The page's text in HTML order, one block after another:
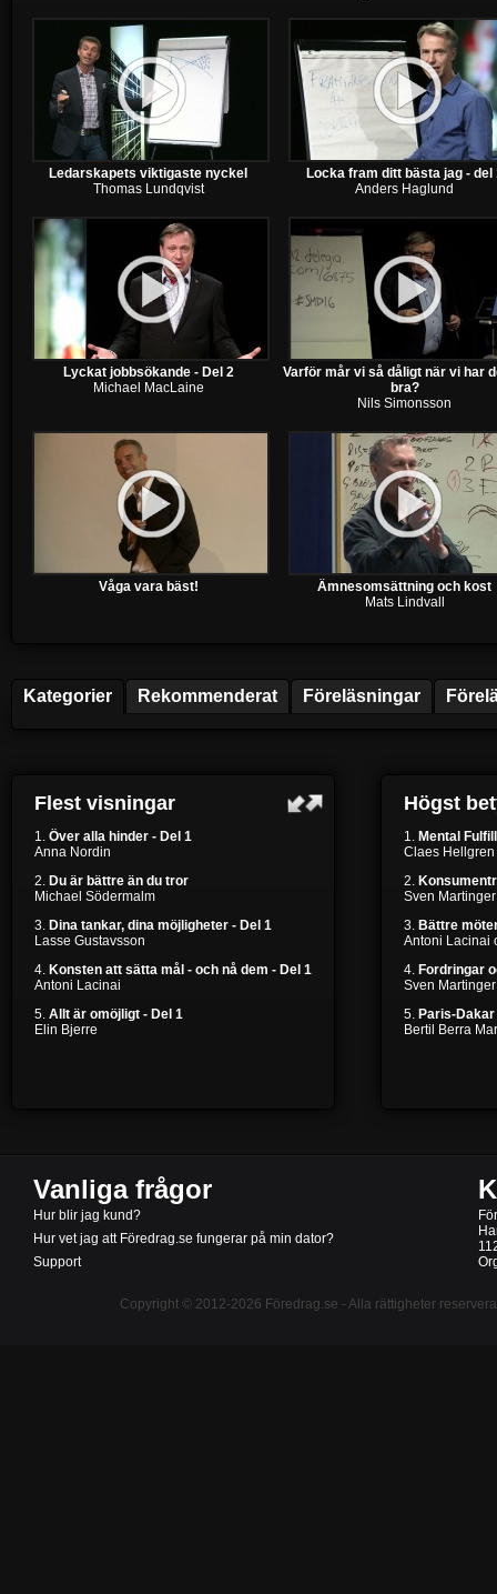
Ledarskapets viktigaste nyckel
Thomas Lundqvist
Locka fram ditt bästa jag - del
Anders Haglund
Lyckat jobbsökande - Del 2
Michael MacLaine
Varför mår vi så dåligt när vi har
bra?
Nils Simonsson
Våga vara bäst!
Ämnesomsättning och kost
Mats Lindvall
Kategorier Rekommenderat Föreläsningar
Flest visningar
1. Över alla hinder - Del 1
Anna Nordin
2. Du är bättre än du tror
Michael Södermalm
3. Dina tankar, dina möjligheter - Del 1
Lasse Gustavsson
4. Konsten att sätta mål - och nå dem - Del 1
Antoni Lacinai
5. Allt är omöjligt - Del 1
Elin Bjerre
Högst
1. Mental
Claes Hellgren
2.
Sven Martinger
3. Bättre
Antoni Lacinai
4. Fordringar
Sven Martinger
5. Paris-Dakar
Bertil Berra
Vanliga frågor
Hur blir jag kund?
Hur vet jag att Föredrag.se fungerar på min dator?
Support
Copyright © 2012-2026 Föredrag.se - Alla rättigheter